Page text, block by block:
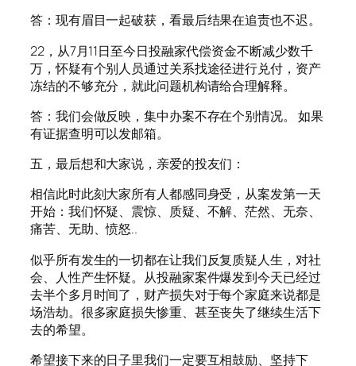
答：现有眉目一起破获，看最后结果在追责也不迟。
22，从7月11日至今日投融家代偿资金不断减少数千
万，怀疑有个别人员通过关系找途径进行兑付，资产
冻结的不够充分，就此问题机构请给合理解释。
答：我们会做反映，集中办案不存在个别情况。 如果
有证据查明可以发邮箱。
五，最后想和大家说，亲爱的投友们：
相信此时此刻大家所有人都感同身受，从案发第一天
开始：我们怀疑、震惊、质疑、不解、茫然、无奈、
痛苦、无助、愤怒..
似乎所有发生的一切都在让我们反复质疑人生，对社
会、人性产生怀疑。从投融家案件爆发到今天已经过
去半个多月时间了，财产损失对于每个家庭来说都是
场浩劫。很多家庭损失惨重、甚至丧失了继续生活下
去的希望。
希望接下来的日子里我们一定要互相鼓励、坚持下